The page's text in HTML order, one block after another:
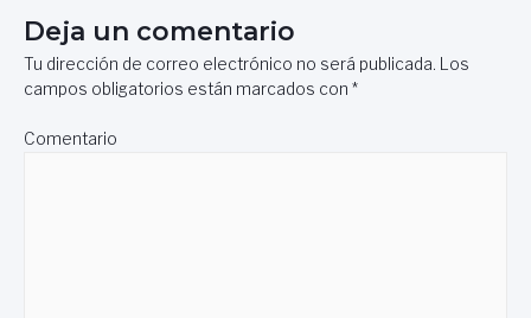
Deja un comentario
Tu dirección de correo electrónico no será publicada. Los
campos obligatorios están marcados con *
Comentario